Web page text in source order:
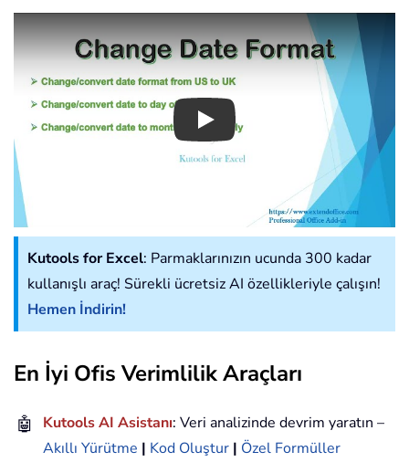
Play
Kutools for Excel: Parmaklarınızın ucunda 300 kadar
kullanışlı araç! Sürekli ücretsiz AI özellikleriyle çalışın!
Hemen İndirin!
En İyi Ofis Verimlilik Araçları
🤖 Kutools AI Asistanı: Veri analizinde devrim yaratın –
Akıllı Yürütme | Kod Oluştur | Özel Formüller